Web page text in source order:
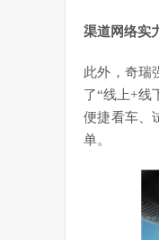
渠道网络实
此外，奇瑞
了“线上+线
便捷看车、
单。